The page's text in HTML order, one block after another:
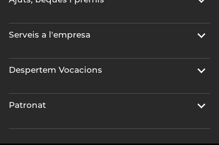
Serveis a l'empresa
Despertem Vocacions
Patronat